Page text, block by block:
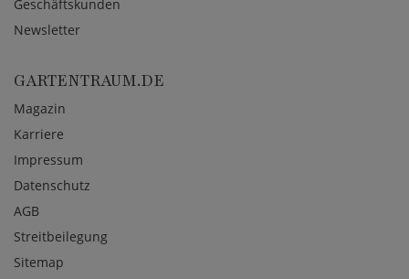
Geschäftskunden
Newsletter
GARTENTRAUM.DE
Magazin
Karriere
Impressum
Datenschutz
AGB
Streitbeilegung
Sitemap